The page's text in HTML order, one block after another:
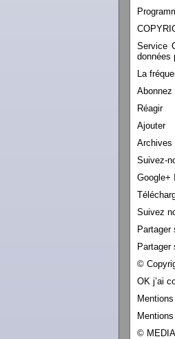
Service
données
La
Abonnez
Réagir
Ajouter
Archives
Suivez-
Google+
Suivez
Partager
Partager
©
OK j’ai
©